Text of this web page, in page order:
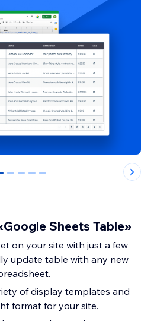
1 2 3 4
Sheets Table»
on your site with just a few
update table with any new
of display templates and
format for your site.